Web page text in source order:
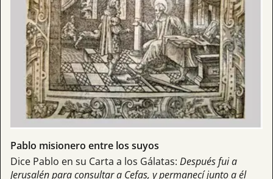
Pablo misionero entre los suyos
Dice Pablo en su Carta a los Gálatas: Después fui a
Jerusalén para consultar a Cefas, y permanecí junto a él